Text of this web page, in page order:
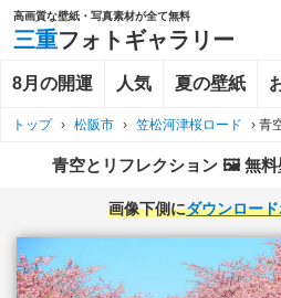
高画質な壁紙・写真素材が全て無料
三重フォトギャラリー
8月の開運 人気 夏の壁紙
トップ › 松阪市 › 笠松河津桜ロード › 青
青空とリフレクション 🖼️ 無
画像下側にダウンロー